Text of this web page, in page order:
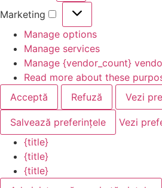
Marketing
Manage options
Manage services
Manage {vendor_count}
Read more about these
Acceptă
Refuză Vezi
Salvează preferințele
Vezi
{title}
{title}
{title}